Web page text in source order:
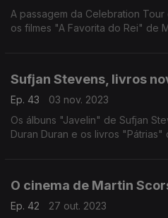
A passagem da Celebration
os filmes "A Favorita do Rei" de
Sufjan Stevens, livros
Ep. 43
03 nov. 2023
Os álbuns "Javelin" de Sufjan
Duran Duran e os livros "Pátrias"
O cinema de Martin
Ep. 42 27 out. 2023